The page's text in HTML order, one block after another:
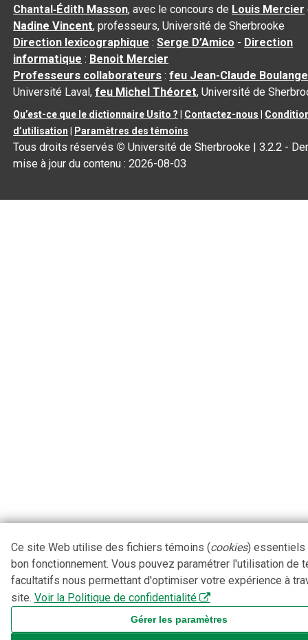
Chantal‑Édith Masson, avec le concours de Louis Mercier
Nadine Vincent, professeurs, Université de Sherbrooke
Direction lexicographique :Serge D’Amico - Direction
informatique : Benoit Mercier
Professeurs collaborateurs :feu Jean-Claude
Université Laval,feu Michel Théoret, Université de
Qu’est-ce que le dictionnaire Usito ? Contactez-nous
d’utilisation
Paramètres des témoins
Tous droits réservés © Université de Sherbrooke |3.2.2 -
mise à jour du contenu :2026-08-03
Ce site Web utilise des fichiers témoins (cookies) essentiels
bon fonctionnement. Vous pouvez paramétrer l'utilisation de
facultatifs nous permettant d'optimiser votre expérience à
site. Voir la Politique de confidentialité
Gérer les paramètres